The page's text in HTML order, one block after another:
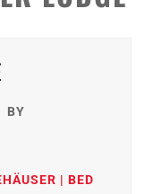
BY
| BED